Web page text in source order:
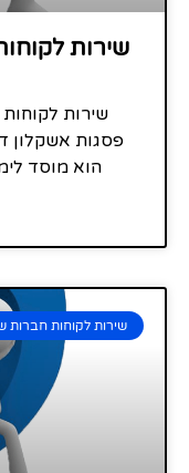
שירות
שירות
פסגות אשקלון
הוא מוסד
שירות לקוחות חברות